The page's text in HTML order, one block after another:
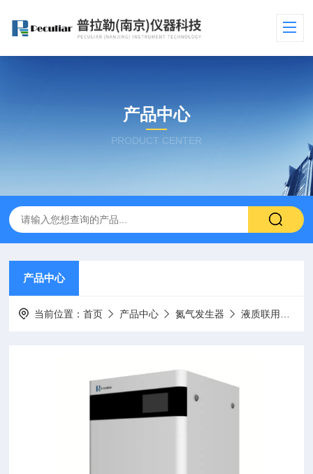
产品中心
PRODUCT CENTER
产品中心
当前位置：首页 产品中心 氮气发生器 液质联用氮气发生器